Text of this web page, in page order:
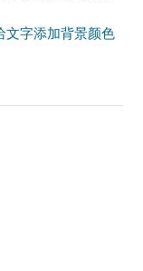
文字添加背景颜色